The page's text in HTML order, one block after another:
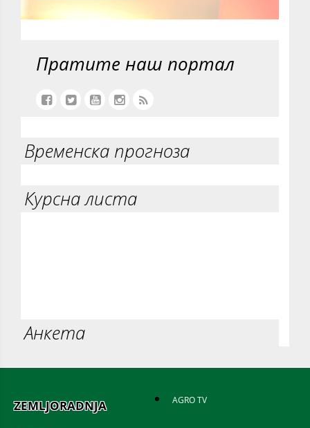
Пратите наш портал
Временска прогноза
Курсна листа
Анкета
ZEMLJORADNJA AGRO TV